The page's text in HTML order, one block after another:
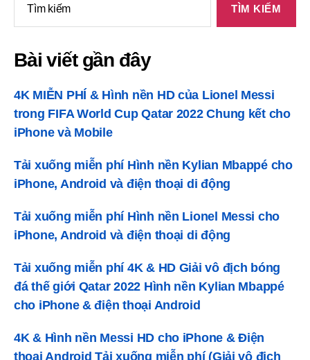
kiếm:
Bài viết gần đây
4K MIỄN PHÍ & Hình nền HD của Lionel Messi
trong FIFA World Cup Qatar 2022 Chung kết cho
iPhone và Mobile
Tải xuống miễn phí Hình nền Kylian Mbappé cho
iPhone, Android và điện thoại di động
Tải xuống miễn phí Hình nền Lionel Messi cho
iPhone, Android và điện thoại di động
Tải xuống miễn phí 4K & HD Giải vô địch bóng
đá thế giới Qatar 2022 Hình nền Kylian Mbappé
cho iPhone & điện thoại Android
4K & Hình nền Messi HD cho iPhone & Điện
thoại Android Tải xuống miễn phí (Giải vô địch